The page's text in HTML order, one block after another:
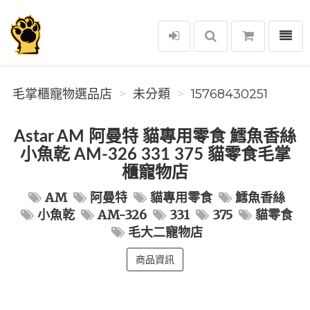
毛掌櫃寵物選品店
選單
毛掌櫃寵物選品店 未分類 15768430251
Astar AM 阿曼特 貓專用零食 鱈魚香絲
小魚乾 AM-326 331 375 貓零食毛掌
櫃寵物店
AM 阿曼特 貓專用零食
鱈魚香絲
小魚乾
AM-326 331 375
貓零食
毛大二寵物店
商品資訊